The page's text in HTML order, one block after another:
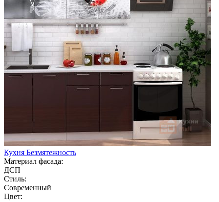
Кухня Безмятежность
Материал фасада:
ДСП
Стиль:
Современный
Цвет: